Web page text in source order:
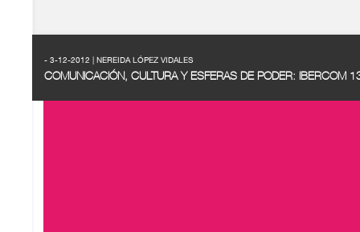
- 3-12-2012 | NEREIDA LÓPEZ VIDALES
COMUNICACIÓN, CULTURA Y ESFERAS DE PODER: IBERCOM